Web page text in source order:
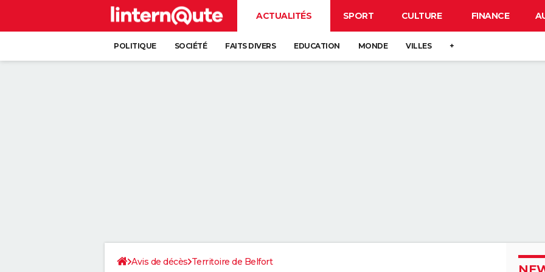
ACTUALITÉS SPORT CULTURE FINANCE
POLITIQUE SOCIÉTÉ FAITS DIVERS EDUCATION MONDE VILLES +
Avis de décès Territoire de Belfort